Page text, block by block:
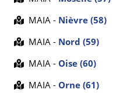
MAIA - Nièvre (58)
MAIA - Nord (59)
MAIA - Oise (60)
MAIA - Orne (61)